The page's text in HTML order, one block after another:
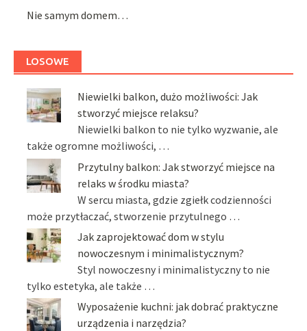
Nie samym domem…
LOSOWE
Niewielki balkon, dużo możliwości: Jak
stworzyć miejsce relaksu?
Niewielki balkon to nie tylko wyzwanie, ale
także ogromne możliwości, …
Przytulny balkon: Jak stworzyć miejsce na
relaks w środku miasta?
W sercu miasta, gdzie zgiełk codzienności
może przytłaczać, stworzenie przytulnego …
Jak zaprojektować dom w stylu
nowoczesnym i minimalistycznym?
Styl nowoczesny i minimalistyczny to nie
tylko estetyka, ale także …
Wyposażenie kuchni: jak dobrać praktyczne
urządzenia i narzędzia?